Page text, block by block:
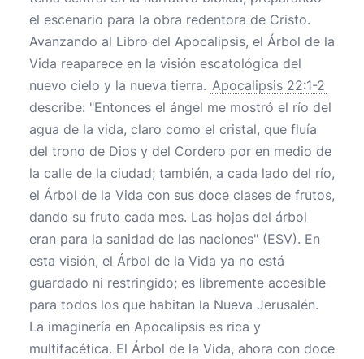
el escenario para la obra redentora de Cristo.
Avanzando al Libro del Apocalipsis, el Árbol de la
Vida reaparece en la visión escatológica del
nuevo cielo y la nueva tierra. Apocalipsis 22:1-2
describe: "Entonces el ángel me mostró el río del
agua de la vida, claro como el cristal, que fluía
del trono de Dios y del Cordero por en medio de
la calle de la ciudad; también, a cada lado del río,
el Árbol de la Vida con sus doce clases de frutos,
dando su fruto cada mes. Las hojas del árbol
eran para la sanidad de las naciones" (ESV). En
esta visión, el Árbol de la Vida ya no está
guardado ni restringido; es libremente accesible
para todos los que habitan la Nueva Jerusalén.
La imaginería en Apocalipsis es rica y
multifacética. El Árbol de la Vida, ahora con doce